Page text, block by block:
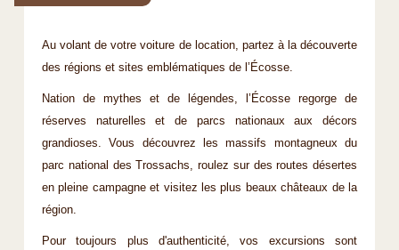
Au volant de votre voiture de location, partez à la découverte
des régions et sites emblématiques de l’Écosse.
Nation de mythes et de légendes, l’Écosse regorge de
réserves naturelles et de parcs nationaux aux décors
grandioses. Vous découvrez les massifs montagneux du
parc national des Trossachs, roulez sur des routes désertes
en pleine campagne et visitez les plus beaux châteaux de la
région.
Pour toujours plus d'authenticité, vos excursions sont